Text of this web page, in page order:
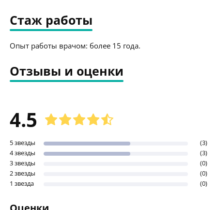
Стаж работы
Опыт работы врачом: более 15 года.
Отзывы и оценки
4.5
5 звезды
(3)
4 звезды
(3)
3 звезды
(0)
2 звезды
(0)
1 звезда
(0)